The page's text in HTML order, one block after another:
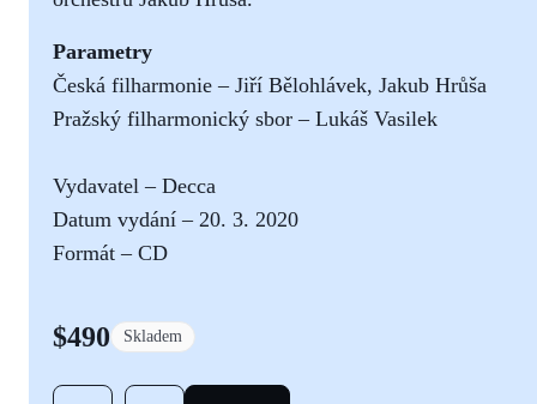
Parametry
Česká filharmonie – Jiří Bělohlávek, Jakub Hrůša
Pražský filharmonický sbor – Lukáš Vasilek
Vydavatel – Decca
Datum vydání – 20. 3. 2020
Formát – CD
$490 Skladem